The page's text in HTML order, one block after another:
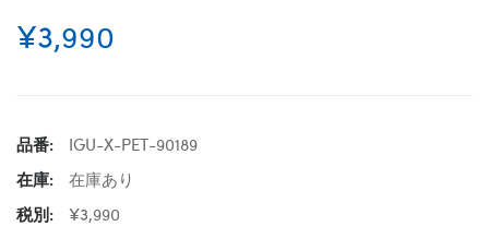
¥3,990
品番:
IGU-X-PET-90189
在庫:
在庫あり
税別:
¥3,990